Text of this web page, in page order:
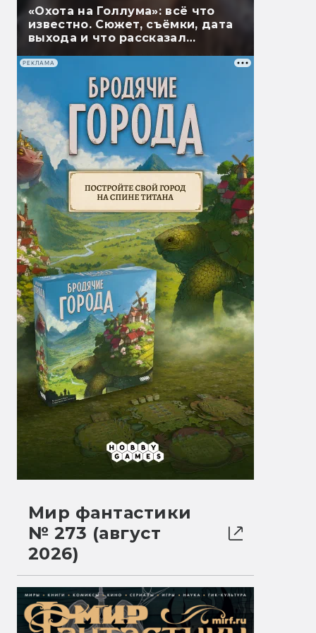
«Охота на Голлума»: всё что
известно. Сюжет, съёмки, дата
выхода и что рассказал
РЕКЛАМА
Мир фантастики
№ 273 (август
2026)